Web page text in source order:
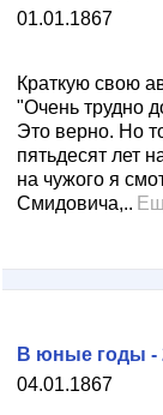
01.01.1867
Краткую свою
"Очень трудно
Это верно. Но
пятьдесят лет
на чужого я
Смидовича,..
04.01.1867
В юные годы -